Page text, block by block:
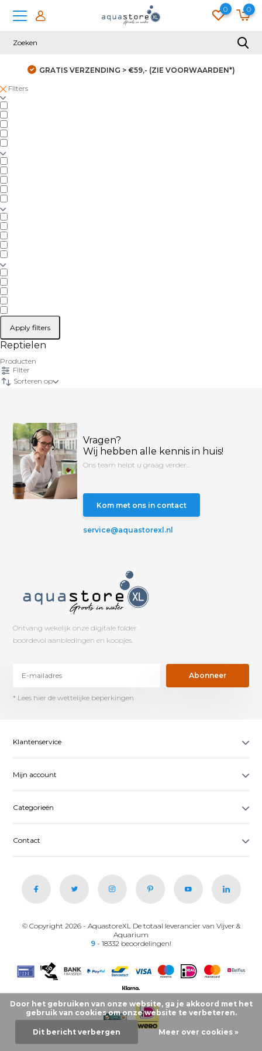
0 0
GRATIS VERZENDING > €59,- (ZIE VOORWAARDEN*)
Filters
Apply filters
Reptielen
Producten
Filter
Sorteren op
Vragen?
Wij hebben alle kennis in huis!
Ons team helpt u graag verder...
Kom met ons in contact
service@aquastorexl.nl
Ontvang wekelijk onze digitale folder
boordevol aanbiedingen en koopjes.
Abonneer
* Lees hier de wettelijke beperkingen
Klantenservice
Mijn account
Categorieën
Contact
© Copyright 2026 - AquastoreXL De totaal leverancier van Vijver &
Aquarium
9 - 18332 beoordelingen!
Door het gebruiken van onze website, ga je akkoord met het
gebruik van cookies om onze website te verbeteren.
Dit bericht verbergen Meer over cookies »